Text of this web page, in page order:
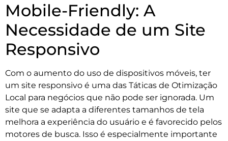
Mobile-Friendly: A
Necessidade de um Site
Responsivo
Com o aumento do uso de dispositivos móveis, ter
um site responsivo é uma das Táticas de Otimização
Local para negócios que não pode ser ignorada. Um
site que se adapta a diferentes tamanhos de tela
melhora a experiência do usuário e é favorecido pelos
motores de busca. Isso é especialmente importante